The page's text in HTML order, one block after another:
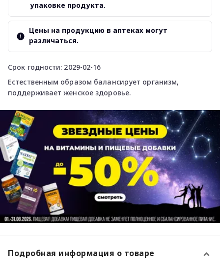
Срок годности: 2029-02-16
Естественным образом балансирует организм,
поддерживает женское здоровье.
упаковке продукта.
Цены на продукцию в аптеках могут
различаться.
Подробная информация о товаре